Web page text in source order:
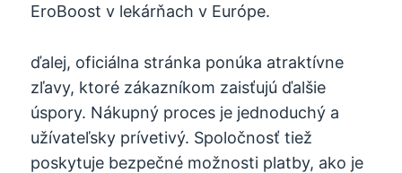
EroBoost v lekárňach v Európe.
ďalej, oficiálna stránka ponúka atraktívne
zľavy, ktoré zákazníkom zaisťujú ďalšie
úspory. Nákupný proces je jednoduchý a
užívateľsky prívetivý. Spoločnosť tiež
poskytuje bezpečné možnosti platby, ako je